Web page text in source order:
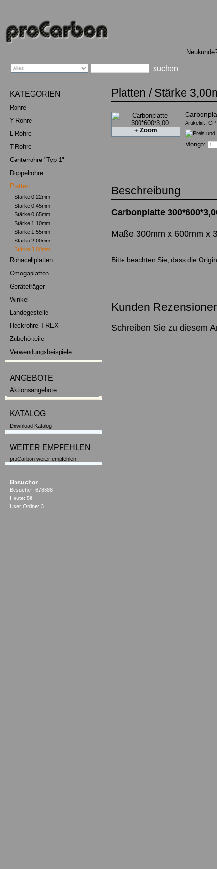
KATEGORIEN
Rohre
Y-Rohre
L-Rohre
T-Rohre
Centerrohre "Typ 1"
Doppelrohre
Platten
Stärke 0,22mm
Stärke 0,45mm
Stärke 0,65mm
Stärke 1,10mm
Stärke 1,55mm
Stärke 2,00mm
Stärke 3,00mm
Rohacellplatten
Omegaplatten
Geräteträger
Winkel
Landegestelle
Heckrohre T-REX
Zubehörteile
Verwendungsbeispiele
ANGEBOTE
Aktionsangebote
KATALOG
Download Katalog
WEITER EMPFEHLEN
proCarbon weiter empfehlen
Platten / Stärke
+ Zoom
Artikelnr.:
Menge:
Beschreibung
Carbonplatte
Maße 300mm x 600mm x
Bitte beachten Sie, dass die
Kunden
Schreiben Sie zu diesem
Besucher
Besucher: 678888
Heute: 58
User Online: 3